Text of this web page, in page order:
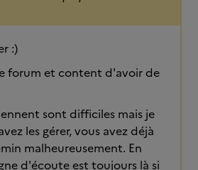
:)
forum et content d'avoir de
sont difficiles mais je
les gérer, vous avez déjà
malheureusement. En
d'écoute est toujours là si